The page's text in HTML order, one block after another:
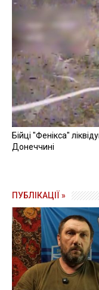
Бійці "Фенікса"
Донеччині
ПУБЛІКАЦІЇ »